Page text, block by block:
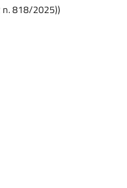
n. 818/2025))